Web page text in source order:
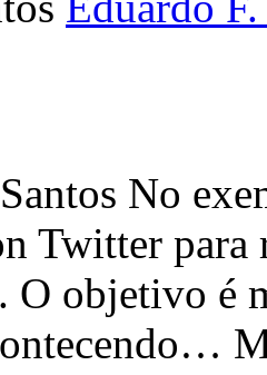
No
Twitter para
O objetivo é